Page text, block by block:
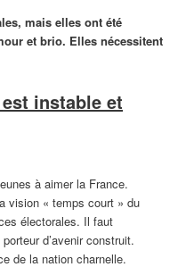
mais elles ont été
et brio. Elles nécessitent
instable et
à aimer la France.
vision « temps court » du
électorales. Il faut
d’avenir construit.
de la nation charnelle.